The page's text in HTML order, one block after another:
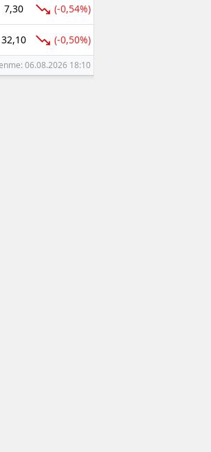
7,30 (-0,54%)
32,10 (-0,50%)
06.08.2026 18:10